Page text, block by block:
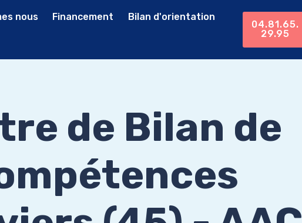
nous Financement Bilan d'orientation
04.81.65.
29.95
de Bilan de